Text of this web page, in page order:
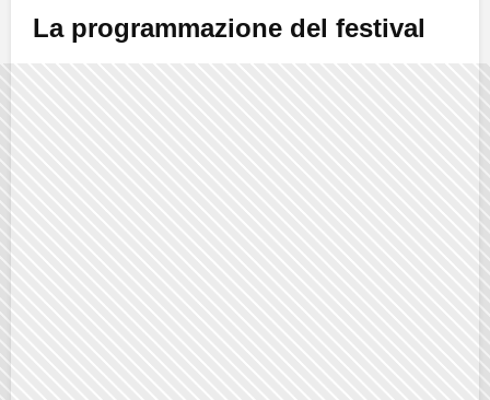
La programmazione del festival